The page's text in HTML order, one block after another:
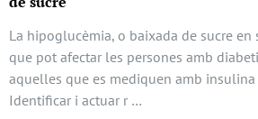
La hipoglucèmia, o baixada de sucre en
que pot afectar les persones amb
aquelles que es mediquen amb insulina
Identificar i actuar r …